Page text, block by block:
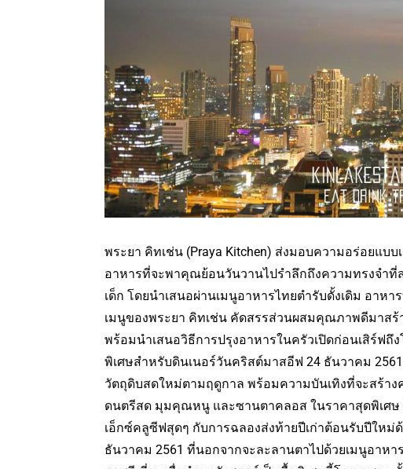
พระยา คิทเช่น (Praya Kitchen) ส่งมอบความอร่อยแบ
อาหารที่จะพาคุณย้อนวันวานไปรำลึกถึงความทรงจำที่
เด็ก โดยนำเสนอผ่านเมนูอาหารไทยตำรับดั้งเดิม อาห
เมนูของพระยา คิทเช่น คัดสรรส่วนผสมคุณภาพดีมาส
พร้อมนำเสนอวิธีการปรุงอาหารในครัวเปิดก่อนเสิร์ฟ
พิเศษสำหรับดินเนอร์วันคริสต์มาสอีฟ 24 ธันวาคม
วัตถุดิบสดใหม่ตามฤดูกาล พร้อมความบันเทิงที่จะสร้า
ดนตรีสด มุมคุณหนู และซานตาคลอส ในราคาสุดพิเศษ
เอ็กซ์คลูซีฟสุดๆ กับการฉลองส่งท้ายปีเก่าต้อนรับปีใหม่
ธันวาคม 2561 ที่นอกจากจะละลานตาไปด้วยเมนูอาห